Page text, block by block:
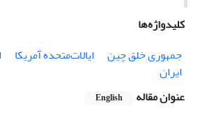
کلیدواژه‌ها
جمهوری خلق چین
ایالات‌متحده آمریکا
ایران
عنوان مقاله
English